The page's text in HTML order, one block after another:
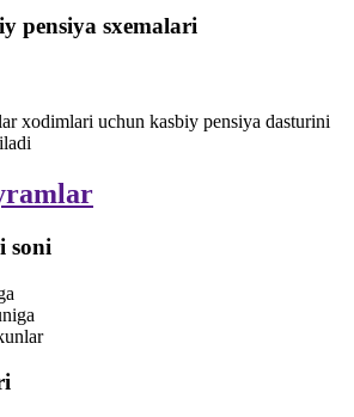
pensiya sxemalari
xodimlari uchun kasbiy pensiya dasturini
soni